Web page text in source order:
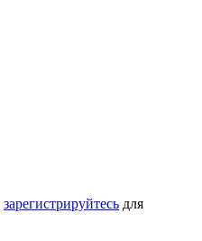
зарегистрируйтесь для